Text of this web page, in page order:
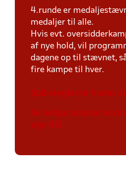
4.runde er
medaljer til alle.
Hvis evt.
af nye hold, vil
dagene op til stævnet,
fire kampe til hver.
Spillereglerne findes
Se ledige pladser via
uge 43).